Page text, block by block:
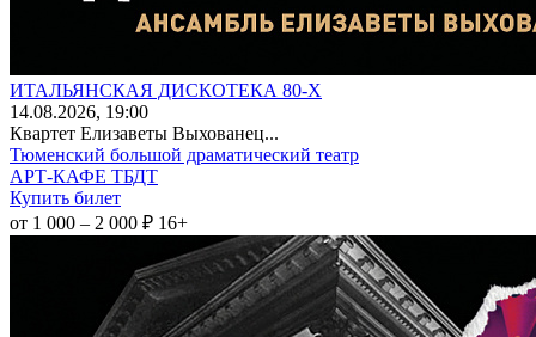
ИТАЛЬЯНСКАЯ ДИСКОТЕКА 80-Х
14.08.2026, 19:00
Квартет Елизаветы Выхованец...
Тюменский большой драматический театр
АРТ-КАФЕ ТБДТ
Купить билет
от 1 000 – 2 000 ₽ 16+